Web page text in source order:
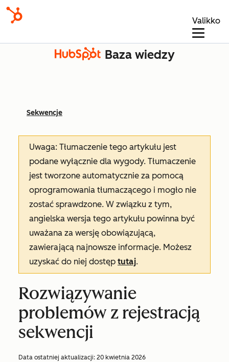
Valikko
Baza wiedzy
Sekwencje
Uwaga: Tłumaczenie tego artykułu jest
podane wyłącznie dla wygody. Tłumaczenie
jest tworzone automatycznie za pomocą
oprogramowania tłumaczącego i mogło nie
zostać sprawdzone. W związku z tym,
angielska wersja tego artykułu powinna być
uważana za wersję obowiązującą,
zawierającą najnowsze informacje. Możesz
uzyskać do niej dostęp tutaj.
Rozwiązywanie
problemów z rejestracją
sekwencji
Data ostatniej aktualizacji: 20 kwietnia 2026